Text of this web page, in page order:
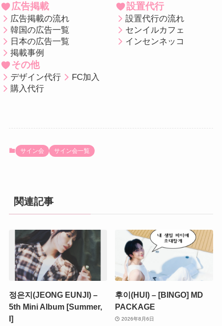
広告掲載
広告掲載の流れ
韓国の広告一覧
日本の広告一覧
掲載事例
設置代行
設置代行の流れ
センイルカフェ
インセンネッコ
その他
デザイン代行
FC加入
購入代行
サイン会 サイン会一覧
関連記事
정은지(JEONG EUNJI) –
5th Mini Album [Summer,
I]
후이(HUI) – [BINGO] MD
PACKAGE
2026年8月6日